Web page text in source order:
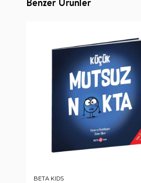
BETA KIDS